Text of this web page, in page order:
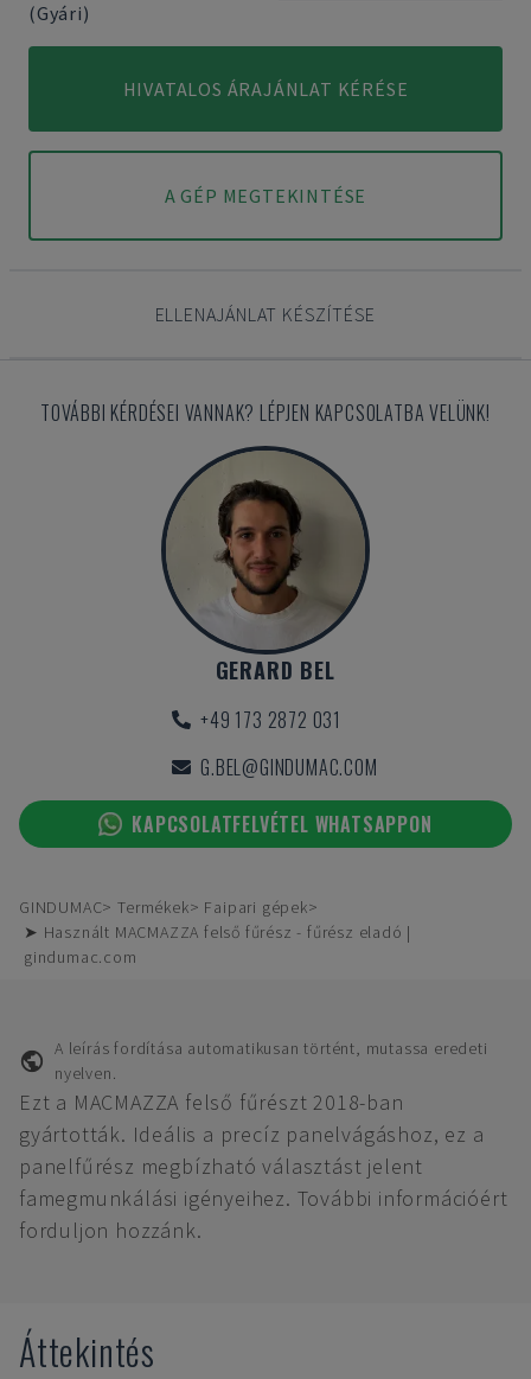
(Gyári)
HIVATALOS ÁRAJÁNLAT KÉRÉSE
A GÉP MEGTEKINTÉSE
ELLENAJÁNLAT KÉSZÍTÉSE
TOVÁBBI KÉRDÉSEI VANNAK? LÉPJEN KAPCSOLATBA VELÜNK!
GERARD BEL
+49 173 2872 031
G.BEL@GINDUMAC.COM
KAPCSOLATFELVÉTEL WHATSAPPON
GINDUMAC Termékek
Faipari gépek
➤ Használt MACMAZZA felső fűrész - fűrész eladó |
gindumac.com
A leírás fordítása automatikusan történt, mutassa eredeti
nyelven.
Ezt a MACMAZZA felső fűrészt 2018-ban
gyártották. Ideális a precíz panelvágáshoz, ez a
panelfűrész megbízható választást jelent
famegmunkálási igényeihez. További információért
forduljon hozzánk.
Áttekintés